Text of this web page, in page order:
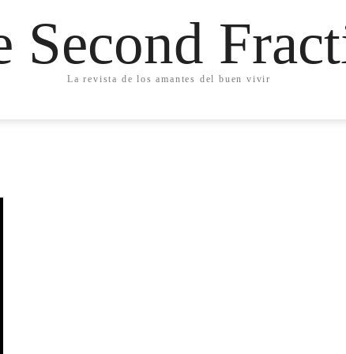
Second
La revista de los amantes del buen vivir